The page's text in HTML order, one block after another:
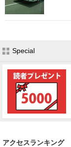
Special
アクセスランキング